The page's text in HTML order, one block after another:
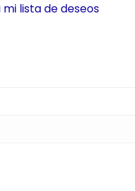
mi lista de deseos